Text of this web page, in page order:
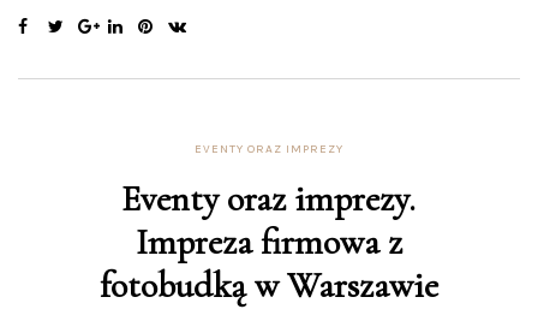
EVENTY ORAZ IMPREZY
Eventy oraz imprezy.
Impreza firmowa z
fotobudką w Warszawie